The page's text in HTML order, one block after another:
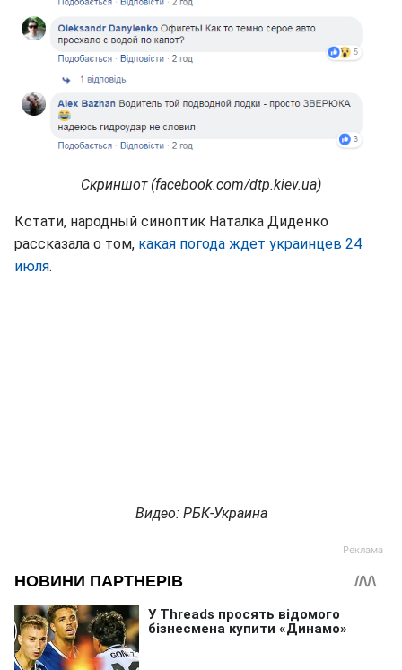
Скриншот (facebook.com/dtp.kiev.ua)
Кстати, народный синоптик Наталка Диденко
рассказала о том, какая погода ждет украинцев 24
июля.
Видео: РБК-Украина